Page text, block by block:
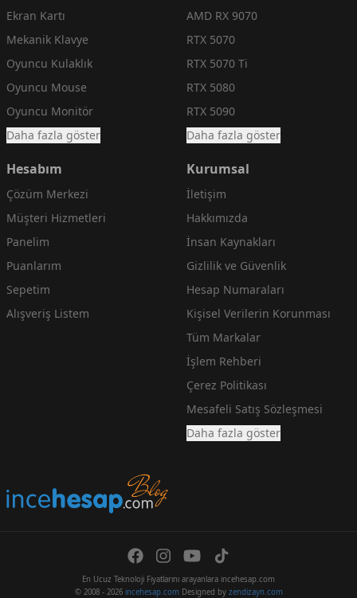
Ekran Kartı
Mekanik Klavye
Oyuncu Kulaklık
Oyuncu Mouse
Oyuncu Monitör
Daha fazla göster
AMD RX 9070
RTX 5070
RTX 5070 Ti
RTX 5080
RTX 5090
Daha fazla göster
Hesabım
Çözüm Merkezi
Müşteri Hizmetleri
Panelim
Puanlarım
Sepetim
Alışveriş Listem
Kurumsal
İletişim
Hakkımızda
İnsan Kaynakları
Gizlilik ve Güvenlik
Hesap Numaraları
Kişisel Verilerin Korunması
Tüm Markalar
İşlem Rehberi
Çerez Politikası
Mesafeli Satış Sözleşmesi
Daha fazla göster
En Ucuz Teknoloji Fiyatlarını arayanlara incehesap.com
© 2008 - 2026 incehesap.comDesigned by zendizayn.com